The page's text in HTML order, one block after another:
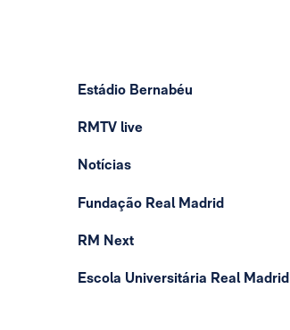
Estádio Bernabéu
RMTV live
Notícias
Fundação Real Madrid
RM Next
Escola Universitária Real Madrid